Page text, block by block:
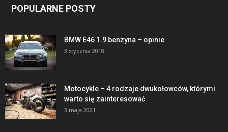
POPULARNE POSTY
BMW E46 1.9 benzyna – opinie
3 stycznia 2018
Motocykle – 4 rodzaje dwukołowców, którymi
warto się zainteresować
3 maja 2021